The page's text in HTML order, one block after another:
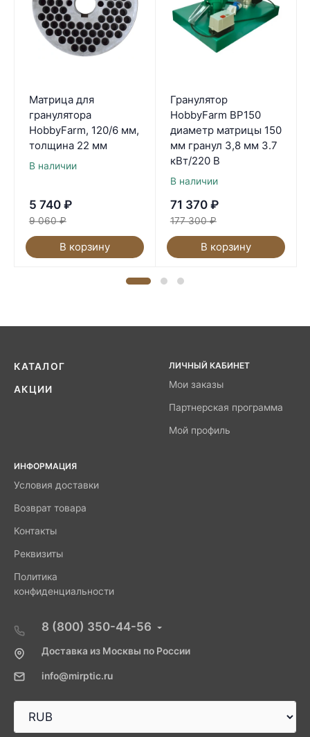
Матрица для
гранулятора
HobbyFarm, 120/6 мм,
толщина 22 мм
В наличии
5 740 ₽
9 060 ₽
В корзину
Гранулятор
HobbyFarm BP150
диаметр матрицы 150
мм гранул 3,8 мм 3.7
кВт/220 В
В наличии
71 370 ₽
177 300 ₽
В корзину
КАТАЛОГ
АКЦИИ
ЛИЧНЫЙ КАБИНЕТ
Мои заказы
Партнерская программа
Мой профиль
ИНФОРМАЦИЯ
Условия доставки
Возврат товара
Контакты
Реквизиты
Политика
конфиденциальности
8 (800) 350-44-56
Доставка из Москвы по России
info@mirptic.ru